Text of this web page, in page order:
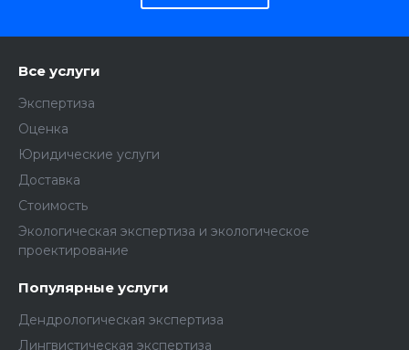
Все услуги
Экспертиза
Оценка
Юридические услуги
Доставка
Стоимость
Экологическая экспертиза и экологическое
проектирование
Популярные услуги
Дендрологическая экспертиза
Лингвистическая экспертиза